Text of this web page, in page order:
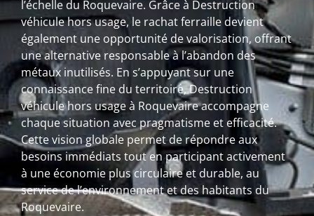
l’échelle du Roquevaire. Grâce à Destruction
véhicule hors usage, le rachat ferraille devient
également une opportunité de valorisation, offrant
une alternative responsable à l’abandon des
métaux inutilisés. En s’appuyant sur une
connaissance fine du territoire, Destruction
véhicule hors usage à Roquevaire accompagne
chaque situation avec pragmatisme et efficacité.
Cette vision globale permet de répondre aux
besoins immédiats tout en participant activement
à une économie plus circulaire et durable, au
service de l’environnement et des habitants du
Roquevaire.